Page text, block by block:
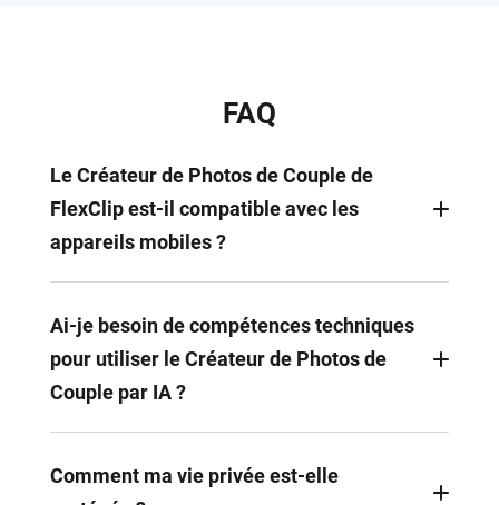
FAQ
Le Créateur de Photos de Couple de
FlexClip est-il compatible avec les
appareils mobiles ?
web modernes et les appareils mobiles, vous
permettant de créer de magnifiques photos de
couple à tout moment et en tout lieu.
Ai-je besoin de compétences techniques
pour utiliser le Créateur de Photos de
Couple par IA ?
Téléchargez simplement vos photos et décrivez
Comment ma vie privée est-elle